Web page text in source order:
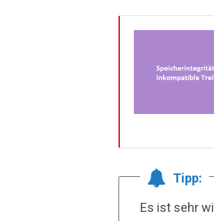
Tipp:
Es ist sehr